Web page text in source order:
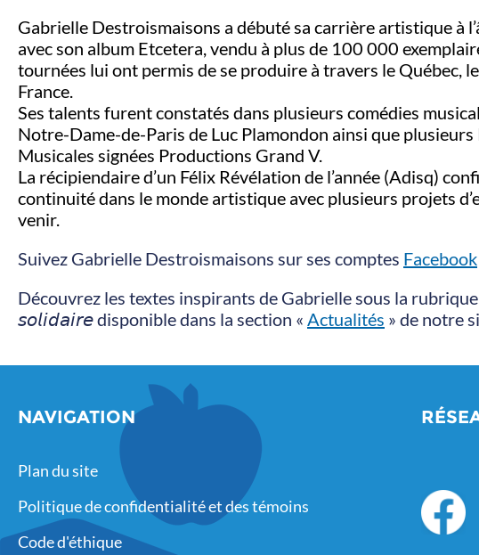
Gabrielle Destroismaisons a débuté sa carrière artistique à
avec son album Etcetera, vendu à plus de 100 000
tournées lui ont permis de se produire à travers le Québec,
France.
Ses talents furent constatés dans plusieurs comédies
Notre-Dame-de-Paris de Luc Plamondon ainsi que plusieurs
Musicales signées Productions Grand V.
La récipiendaire d’un Félix Révélation de l’année (Adisq)
continuité dans le monde artistique avec plusieurs projets
venir.
Suivez Gabrielle Destroismaisons sur ses comptes Facebook
Découvrez les textes inspirants de Gabrielle sous la
𝘴𝘰𝘭𝘪𝘥𝘢𝘪𝘳𝘦 disponible dans la section « Actualités » de notre
NAVIGATION
Plan du site
Politique de confidentialité et des témoins
Code d'éthique